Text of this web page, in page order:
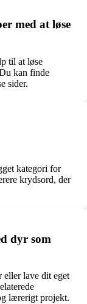
med at løse
til at løse
kan finde
sider.
kategori for
krydsord, der
dyr som
eller lave dit eget
lærerigt projekt.